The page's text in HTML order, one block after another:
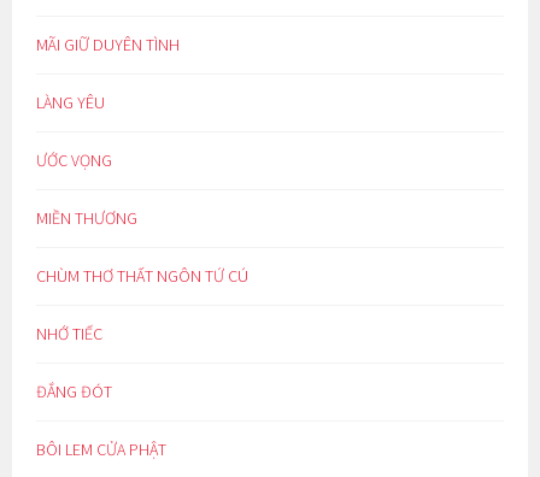
MÃI GIỮ DUYÊN TÌNH
LÀNG YÊU
ƯỚC VỌNG
MIỀN THƯƠNG
CHÙM THƠ THẤT NGÔN TỨ CÚ
NHỚ TIẾC
ĐẮNG ĐÓT
BÔI LEM CỬA PHẬT